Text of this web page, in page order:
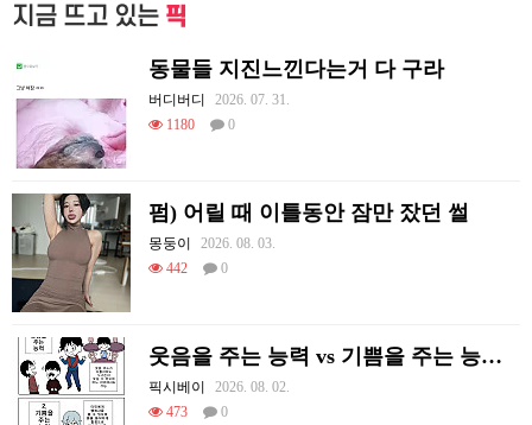
지금 뜨고 있는 픽
동물들 지진느낀다는거 다 구라
버디버디
2026. 07. 31.
1180
0
펌) 어릴 때 이틀동안 잠만 잤던 썰
몽둥이
2026. 08. 03.
442
0
웃음을 주는 능력 vs 기쁨을 주는 능력 만화
픽시베이
2026. 08. 02.
473
0